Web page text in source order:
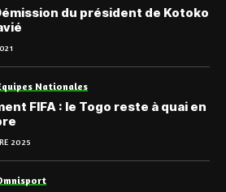
du président de Kotoko
Nationales
FIFA : le Togo reste à quai en
2025